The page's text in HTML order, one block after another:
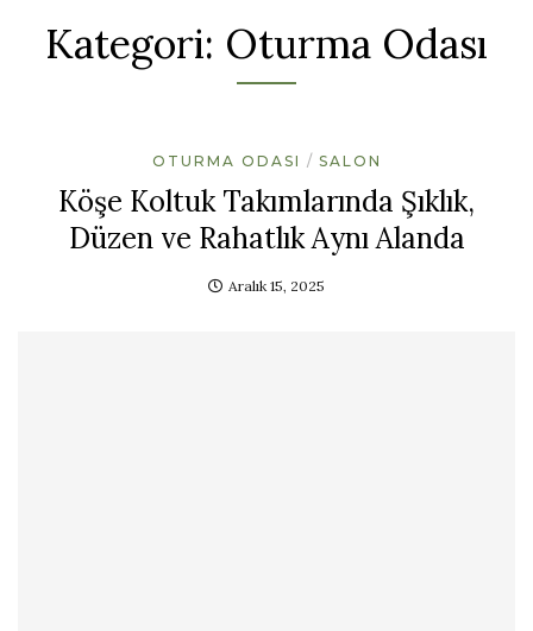
Kategori: Oturma Odası
OTURMA ODASI SALON
Köşe Koltuk Takımlarında Şıklık,
Düzen ve Rahatlık Aynı Alanda
Aralık 15, 2025